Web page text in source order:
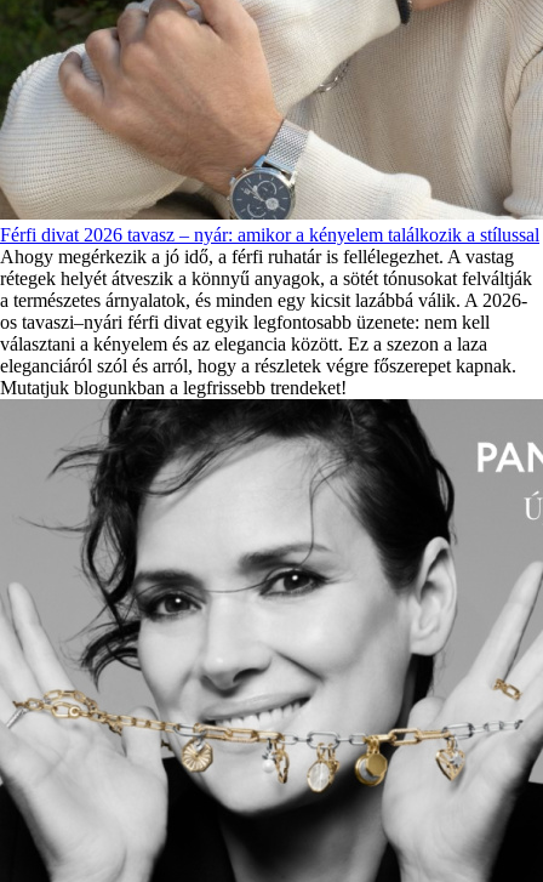
Férfi divat 2026 tavasz – nyár: amikor a kényelem találkozik a stílussal
Ahogy megérkezik a jó idő, a férfi ruhatár is fellélegezhet. A vastag
rétegek helyét átveszik a könnyű anyagok, a sötét tónusokat felváltják
a természetes árnyalatok, és minden egy kicsit lazábbá válik. A 2026-
os tavaszi–nyári férfi divat egyik legfontosabb üzenete: nem kell
választani a kényelem és az elegancia között. Ez a szezon a laza
eleganciáról szól és arról, hogy a részletek végre főszerepet kapnak.
Mutatjuk blogunkban a legfrissebb trendeket!